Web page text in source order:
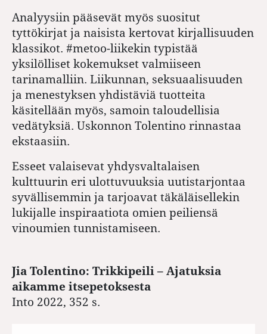
Analyysiin pääsevät myös suositut
tyttökirjat ja naisista kertovat kirjallisuuden
klassikot. #metoo-liikekin typistää
yksilölliset kokemukset valmiiseen
tarinamalliin. Liikunnan, seksuaalisuuden
ja menestyksen yhdistäviä tuotteita
käsitellään myös, samoin taloudellisia
vedätyksiä. Uskonnon Tolentino rinnastaa
ekstaasiin.
Esseet valaisevat yhdysvaltalaisen
kulttuurin eri ulottuvuuksia uutistarjontaa
syvällisemmin ja tarjoavat täkäläisellekin
lukijalle inspiraatiota omien peiliensä
vinoumien tunnistamiseen.
Jia Tolentino: Trikkipeili – Ajatuksia
aikamme itsepetoksesta
Into 2022, 352 s.